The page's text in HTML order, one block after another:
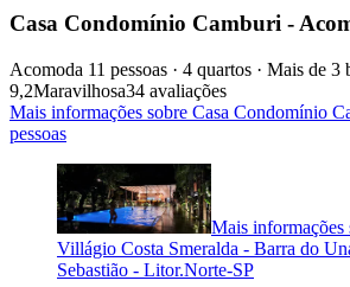
Casa Condomínio Camburi -
Acomoda 11 pessoas · 4 quartos · Mais de 3
9,2Maravilhosa34 avaliações
Mais informações sobre Casa Condomínio
pessoas
Mais informações
Villágio Costa Smeralda - Barra do
Sebastião - Litor.Norte-SP